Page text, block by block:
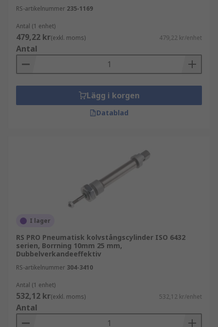
RS-artikelnummer 235-1169
Antal (1 enhet)
479,22 kr(exkl. moms) 479,22 kr/enhet
Antal
Lägg i korgen
Datablad
I lager
RS PRO Pneumatisk kolvstångscylinder ISO 6432
serien, Borrning 10mm 25 mm,
Dubbelverkandeeffektiv
RS-artikelnummer 304-3410
Antal (1 enhet)
532,12 kr(exkl. moms) 532,12 kr/enhet
Antal